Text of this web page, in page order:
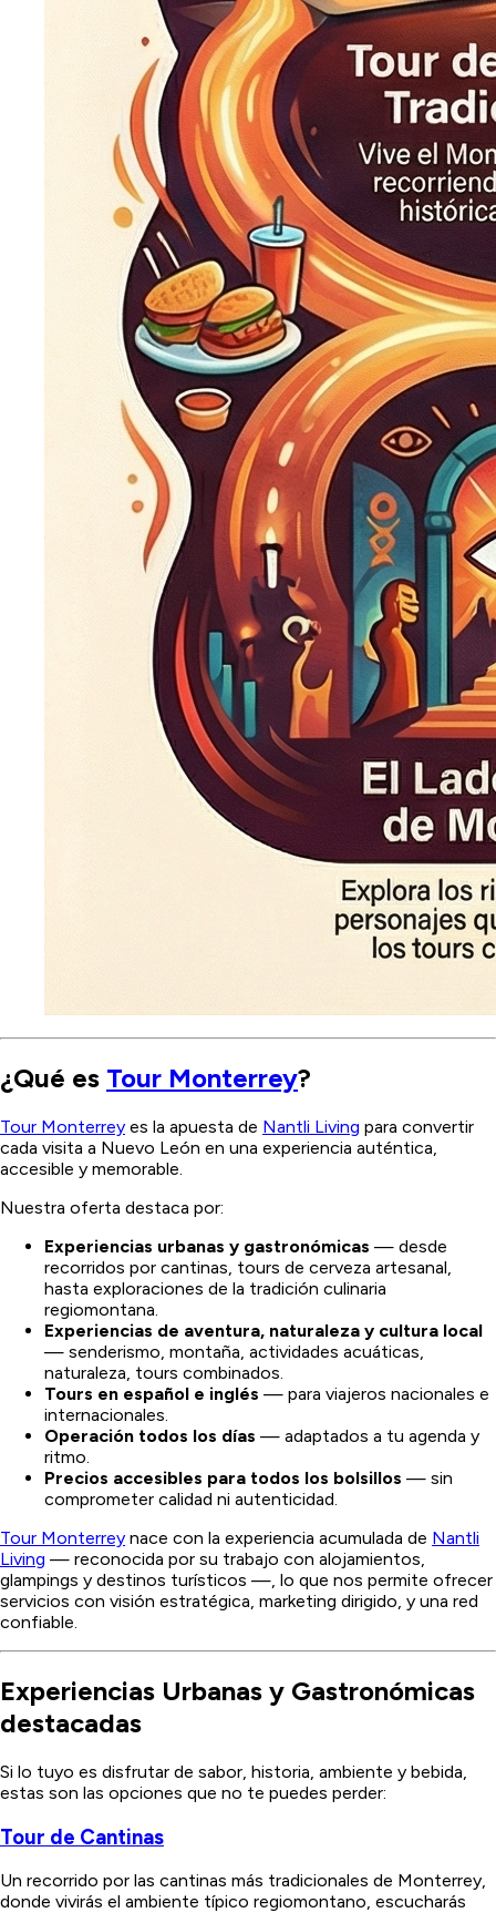
¿Qué es Tour Monterrey?
Tour Monterrey es la apuesta de Nantli Living para convertir
cada visita a Nuevo León en una experiencia auténtica,
accesible y memorable.
Nuestra oferta destaca por:
Experiencias urbanas y gastronómicas — desde
recorridos por cantinas, tours de cerveza artesanal,
hasta exploraciones de la tradición culinaria
regiomontana.
Experiencias de aventura, naturaleza y cultura local
— senderismo, montaña, actividades acuáticas,
naturaleza, tours combinados.
Tours en español e inglés — para viajeros nacionales e
internacionales.
Operación todos los días — adaptados a tu agenda y
ritmo.
Precios accesibles para todos los bolsillos — sin
comprometer calidad ni autenticidad.
Tour Monterrey nace con la experiencia acumulada de Nantli
Living — reconocida por su trabajo con alojamientos,
glampings y destinos turísticos —, lo que nos permite ofrecer
servicios con visión estratégica, marketing dirigido, y una red
confiable.
Experiencias Urbanas y Gastronómicas
destacadas
Si lo tuyo es disfrutar de sabor, historia, ambiente y bebida,
estas son las opciones que no te puedes perder:
Tour de Cantinas
Un recorrido por las cantinas más tradicionales de Monterrey,
donde vivirás el ambiente típico regiomontano, escucharás